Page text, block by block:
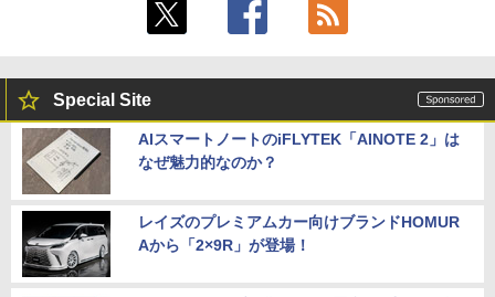
Special Site
AIスマートノートのiFLYTEK「AINOTE 2」は
なぜ魅力的なのか？
レイズのプレミアムカー向けブランドHOMUR
Aから「2×9R」が登場！